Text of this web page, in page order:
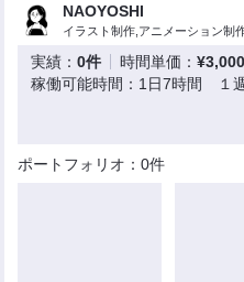
NAOYOSHI
イラスト制作,アニメーション制
実績：0件 時間単価：
稼働可能時間：1日7時間 １
ポートフォリオ：0件